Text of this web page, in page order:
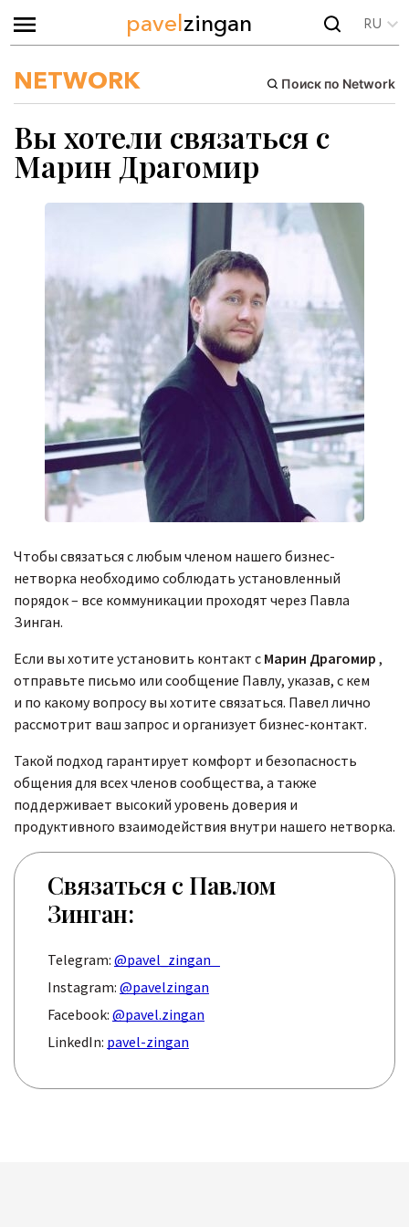
pavelzingan RU
NETWORK Поиск по Network
Вы хотели связаться с
Марин Драгомир
Чтобы связаться с любым членом нашего бизнес-
нетворка необходимо соблюдать установленный
порядок – все коммуникации проходят через Павла
Зинган.
Если вы хотите установить контакт с Марин Драгомир ,
отправьте письмо или сообщение Павлу, указав, с кем
и по какому вопросу вы хотите связаться. Павел лично
рассмотрит ваш запрос и организует бизнес-контакт.
Такой подход гарантирует комфорт и безопасность
общения для всех членов сообщества, а также
поддерживает высокий уровень доверия и
продуктивного взаимодействия внутри нашего нетворка.
Связаться с Павлом
Зинган:
Telegram: @pavel_zingan
Instagram: @pavelzingan
Facebook: @pavel.zingan
LinkedIn: pavel-zingan